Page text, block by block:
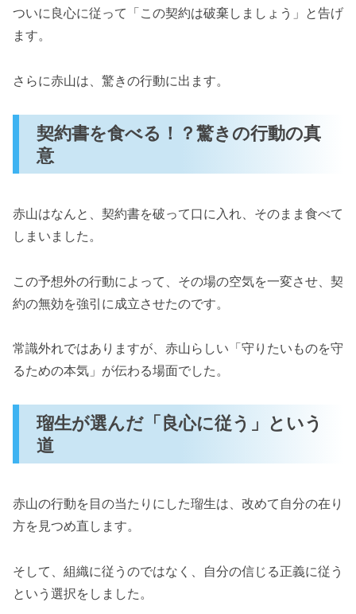
ついに良心に従って「この契約は破棄しましょう」と告げ
ます。
さらに赤山は、驚きの行動に出ます。
契約書を食べる！？驚きの行動の真
意
赤山はなんと、契約書を破って口に入れ、そのまま食べて
しまいました。
この予想外の行動によって、その場の空気を一変させ、契
約の無効を強引に成立させたのです。
常識外れではありますが、赤山らしい「守りたいものを守
るための本気」が伝わる場面でした。
瑠生が選んだ「良心に従う」という
道
赤山の行動を目の当たりにした瑠生は、改めて自分の在り
方を見つめ直します。
そして、組織に従うのではなく、自分の信じる正義に従う
という選択をしました。